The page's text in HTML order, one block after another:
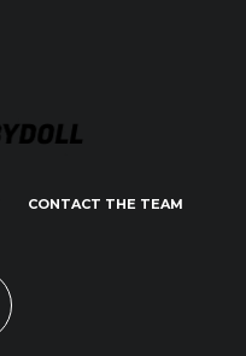
CONTACT THE TEAM